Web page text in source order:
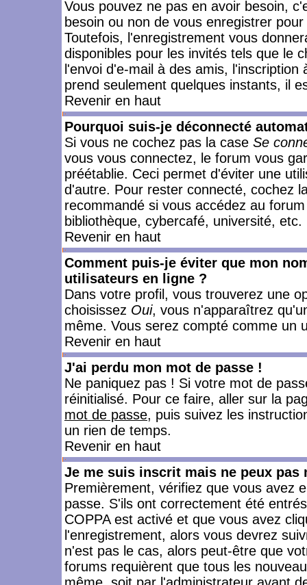
Vous pouvez ne pas en avoir besoin,
besoin ou non de vous enregistrer
Toutefois, l'enregistrement vous
disponibles pour les invités tels que le
l'envoi d'e-mail à des amis,
prend seulement quelques instants, il
Revenir en haut
Pourquoi suis-je déconnecté
Si vous ne cochez pas la case Se
vous vous connectez, le forum vous
préétablie. Ceci permet d'éviter une
d'autre. Pour rester connecté, cochez
recommandé si vous accédez au
bibliothèque, cybercafé, université, etc.
Revenir en haut
Comment puis-je éviter que mon
utilisateurs en ligne ?
Dans votre profil, vous trouverez une
choisissez Oui, vous n'apparaîtrez
même. Vous serez compté comme un
Revenir en haut
J'ai perdu mon mot de passe !
Ne paniquez pas ! Si votre mot de
réinitialisé. Pour ce faire, aller sur la
mot de passe, puis suivez les
un rien de temps.
Revenir en haut
Je me suis inscrit mais ne peux pas
Premièrement, vérifiez que vous avez
passe. S'ils ont correctement été
COPPA est activé et que vous avez
l'enregistrement, alors vous devrez
n'est pas le cas, alors peut-être que
forums requièrent que tous les